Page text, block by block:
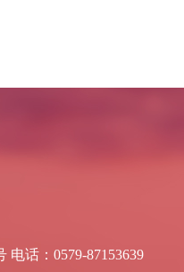
话：0579-87153639